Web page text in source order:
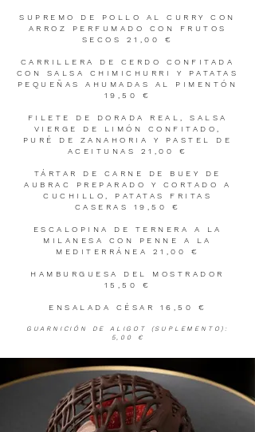
SUPREMO DE POLLO AL CURRY CON
ARROZ PERFUMADO CON FRUTOS
SECOS 21,00 €
CARRILLERA DE CERDO CONFITADA
CON SALSA CHIMICHURRI Y PATATAS
PEQUEÑAS AHUMADAS AL PIMENTÓN
19,50 €
FILETE DE DORADA REAL, SALSA
VIERGE DE LIMÓN CONFITADO,
PURÉ DE ZANAHORIA Y PASTEL DE
ACEITUNAS 21,00 €
TÁRTAR DE CARNE DE BUEY DE
AUBRAC PREPARADO Y CORTADO A
CUCHILLO, PATATAS FRITAS
CASERAS 19,50 €
ESCALOPINA DE TERNERA A LA
MILANESA CON PENNE A LA
MEDITERRÁNEA 21,00 €
HAMBURGUESA DEL MOSTRADOR
15,50 €
ENSALADA CÉSAR 16,50 €
GUARNICIÓN DE ALIGOT (SUPLEMENTO):
5,00 €